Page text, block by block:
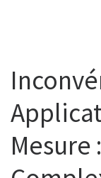
Mesure